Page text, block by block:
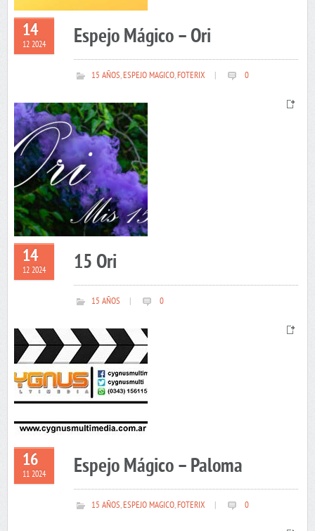
14
12 2024 Espejo Mágico – Ori
15 AÑOS,ESPEJO MAGICO,FOTERIX 0
14
12 2024 15 Ori
15 AÑOS 0
16
11 2024 Espejo Mágico – Paloma
15 AÑOS,ESPEJO MAGICO,FOTERIX 0